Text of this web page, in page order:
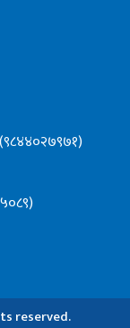
reserved.